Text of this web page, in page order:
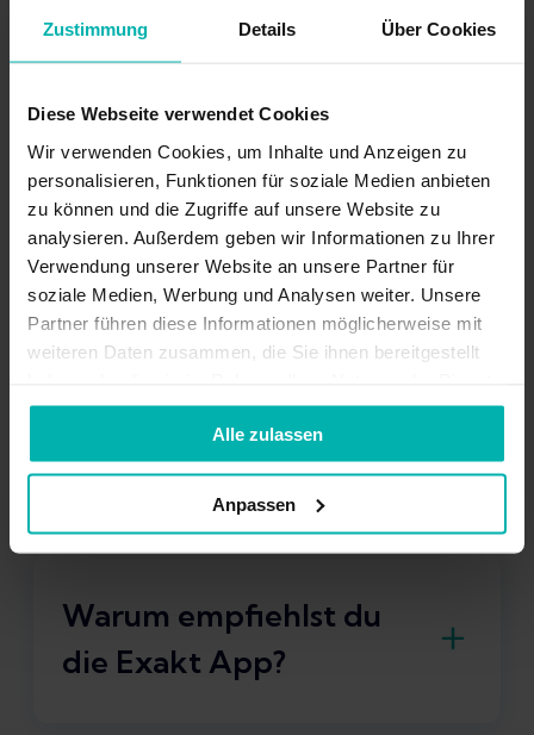
Zustimmung Details Über Cookies
Diese Webseite verwendet Cookies
Wir verwenden Cookies, um Inhalte und Anzeigen zu
personalisieren, Funktionen für soziale Medien anbieten
zu können und die Zugriffe auf unsere Website zu
analysieren. Außerdem geben wir Informationen zu Ihrer
Verwendung unserer Website an unsere Partner für
soziale Medien, Werbung und Analysen weiter. Unsere
Partner führen diese Informationen möglicherweise mit
weiteren Daten zusammen, die Sie ihnen bereitgestellt
gesammelt haben.
Alle zulassen
Anpassen
Laufschuh?
Was ist deine
bevorzugte
Trainingseinheit?
10x1000m Schwelle
Was ist dein größtes
Karriereziel?
Die Olympiateilnahme.
Warum empfiehlst du
die Exakt App?